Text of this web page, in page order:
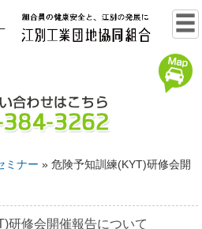
ミナー » 危険予知訓練(KYT)研修会開
研修会開催報告について